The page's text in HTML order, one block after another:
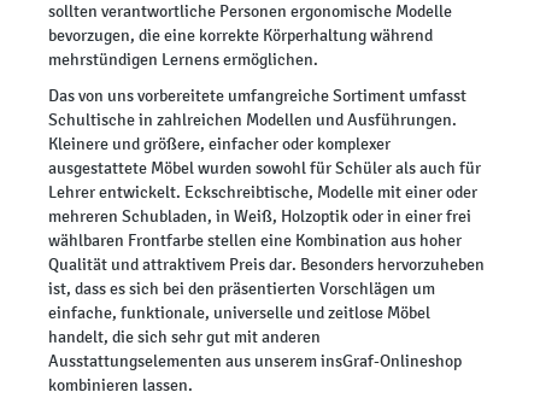
sollten verantwortliche Personen ergonomische Modelle
bevorzugen, die eine korrekte Körperhaltung während
mehrstündigen Lernens ermöglichen.
Das von uns vorbereitete umfangreiche Sortiment umfasst
Schultische in zahlreichen Modellen und Ausführungen.
Kleinere und größere, einfacher oder komplexer
ausgestattete Möbel wurden sowohl für Schüler als auch für
Lehrer entwickelt. Eckschreibtische, Modelle mit einer oder
mehreren Schubladen, in Weiß, Holzoptik oder in einer frei
wählbaren Frontfarbe stellen eine Kombination aus hoher
Qualität und attraktivem Preis dar. Besonders hervorzuheben
ist, dass es sich bei den präsentierten Vorschlägen um
einfache, funktionale, universelle und zeitlose Möbel
handelt, die sich sehr gut mit anderen
Ausstattungselementen aus unserem insGraf-Onlineshop
kombinieren lassen.